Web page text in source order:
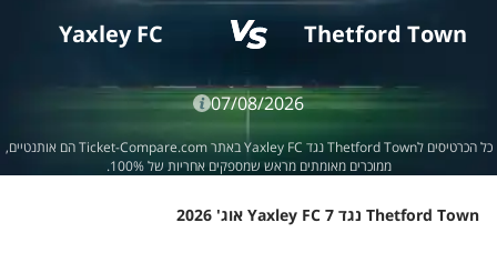
Thetford Town
Yaxley FC
07/08/2026
כל הכרטיסים לThetford Town נגד Yaxley FC באתר Ticket-Compare.com הם אותנטיים,
ממוכרים מאומתים מראש שמספקים אחריות של 100%.
Thetford Town נגד Yaxley FC 7 אוג' 2026